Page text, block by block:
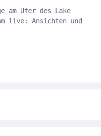
am Ufer des Lake
live: Ansichten und